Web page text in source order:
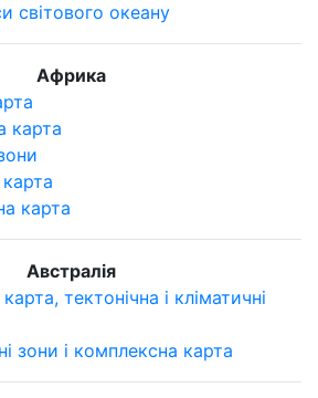
світового океану
Африка
карта
карта
Австралія
тектонічна і кліматичні
зони і комплексна карта